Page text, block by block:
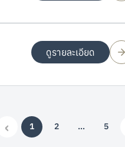
ดูรายละเอียด
‹
Previous
1(current)
2 …More 5